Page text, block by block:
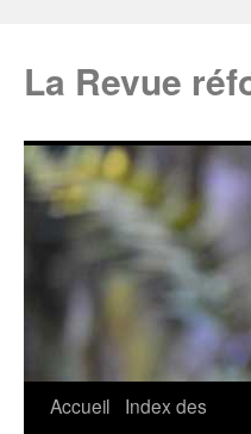
La Revue
Accueil
Index des